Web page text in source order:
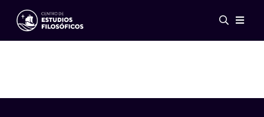
Eventos